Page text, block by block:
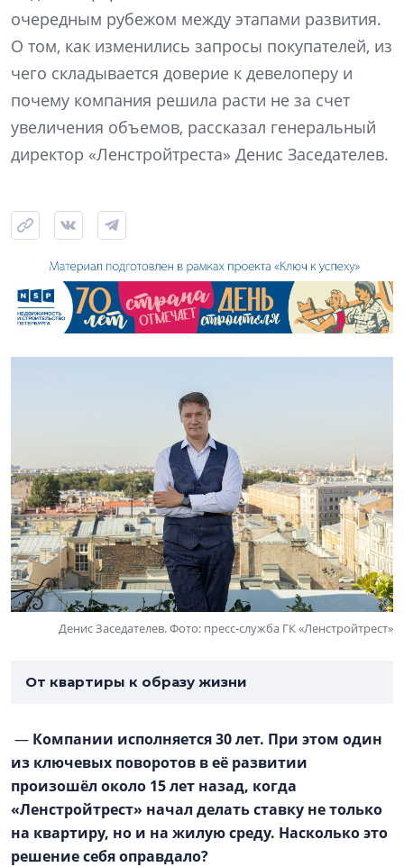
очередным рубежом между этапами развития.
О том, как изменились запросы покупателей, из
чего складывается доверие к девелоперу и
почему компания решила расти не за счет
увеличения объемов, рассказал генеральный
директор «Ленстройтреста» Денис Заседателев.
Денис Заседателев. Фото: пресс-служба ГК «Ленстройтрест»
От квартиры к образу жизни
— Компании исполняется 30 лет. При этом один
из ключевых поворотов в её развитии
произошёл около 15 лет назад, когда
«Ленстройтрест» начал делать ставку не только
на квартиру, но и на жилую среду. Насколько это
решение себя оправдало?